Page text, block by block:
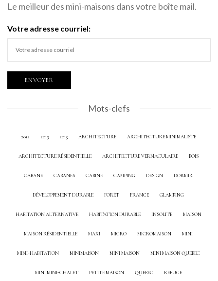
Le meilleur des mini-maisons dans votre boîte mail.
Votre adresse courriel:
Mots-clefs
2012 2013 2015 ARCHITECTURE ARCHITECTURE MINIMALISTE
ARCHITECTURE RÉSIDENTIELLE ARCHITECTURE VERNACULAIRE BOIS
CABANE CABANES CABINE CAMPING DESIGN DORMIR
DÉVELOPPEMENT DURABLE FORÊT FRANCE GLAMPING
HABITATION ALTERNATIVE HABITATION DURABLE INSOLITE MAISON
MAISON RÉSIDENTIELLE MAXI MICRO MICROMAISON MINI
MINI-HABITATION MINIMAISON MINI MAISON MINI MAISON QUEBEC
MINI MINI-CHALET PETITE MAISON QUEBEC REFUGE